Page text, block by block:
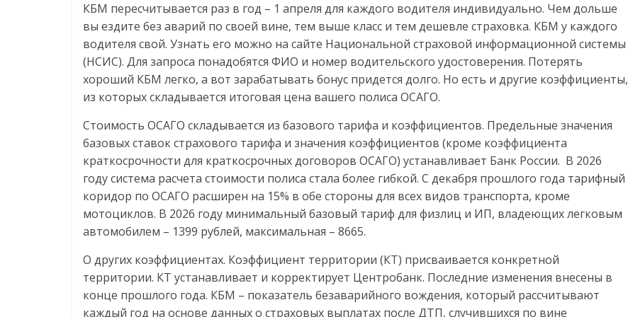
КБМ пересчитывается раз в год – 1 апреля для каждого водителя индивидуально. Чем дольше
вы ездите без аварий по своей вине, тем выше класс и тем дешевле страховка. КБМ у каждого
водителя свой. Узнать его можно на сайте Национальной страховой информационной системы
(НСИС). Для запроса понадобятся ФИО и номер водительского удостоверения. Потерять
хороший КБМ легко, а вот зарабатывать бонус придется долго. Но есть и другие коэффициенты,
из которых складывается итоговая цена вашего полиса ОСАГО.
Стоимость ОСАГО складывается из базового тарифа и коэффициентов. Предельные значения
базовых ставок страхового тарифа и значения коэффициентов (кроме коэффициента
краткосрочности для краткосрочных договоров ОСАГО) устанавливает Банк России. В 2026
году система расчета стоимости полиса стала более гибкой. С декабря прошлого года тарифный
коридор по ОСАГО расширен на 15% в обе стороны для всех видов транспорта, кроме
мотоциклов. В 2026 году минимальный базовый тариф для физлиц и ИП, владеющих легковым
автомобилем – 1399 рублей, максимальная – 8665.
О других коэффициентах. Коэффициент территории (КТ) присваивается конкретной
территории. КТ устанавливает и корректирует Центробанк. Последние изменения внесены в
конце прошлого года. КБМ – показатель безаварийного вождения, который рассчитывают
каждый год на основе данных о страховых выплатах после ДТП, случившихся по вине